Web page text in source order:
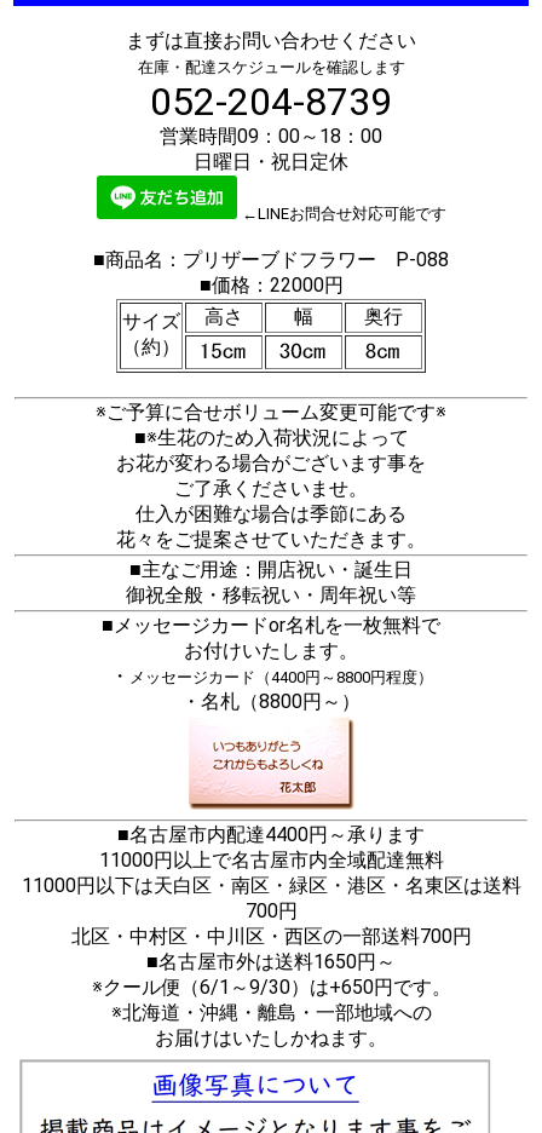
まずは直接お問い合わせください
在庫・配達スケジュールを確認します
052-204-8739
営業時間09：00～18：00
日曜日・祝日定休
←LINEお問合せ対応可能です
■商品名：プリザーブドフラワー P-088
■価格：22000円
サイズ
（約）
高さ 幅 奥行
※ご予算に合せボリューム変更可能です※
■※生花のため入荷状況によって
お花が変わる場合がございます事を
ご了承くださいませ。
仕入が困難な場合は季節にある
花々をご提案させていただきます。
■主なご用途：開店祝い・誕生日
御祝全般・移転祝い・周年祝い等
■メッセージカードor名札を一枚無料で
お付けいたします。
・ メッセージカード（4400円～8800円程度）
・名札（8800円～）
■名古屋市内配達4400円～承ります
11000円以上で名古屋市内全域配達無料
11000円以下は天白区・南区・緑区・港区・名東区は送料
700円
北区・中村区・中川区・西区の一部送料700円
■名古屋市外は送料1650円～
※クール便（6/1～9/30）は+650円です。
※北海道・沖縄・離島・一部地域への
お届けはいたしかねます。